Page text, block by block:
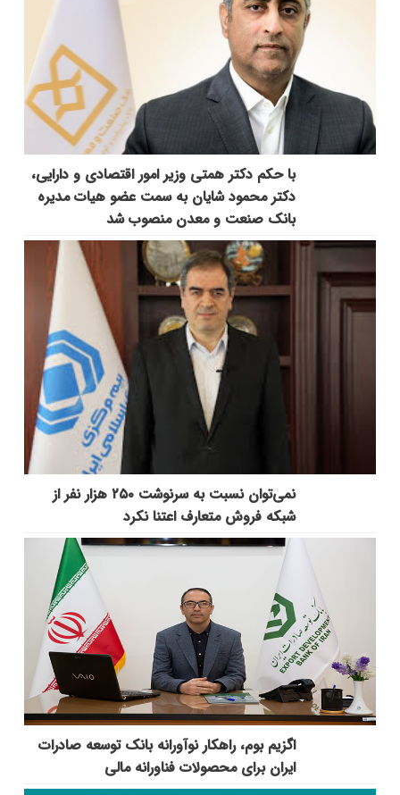
با حکم دکتر همتی وزیر امور اقتصادی و دارایی،
دکتر محمود شایان به سمت عضو هیات مدیره
بانک صنعت و معدن منصوب شد
نمی‌توان نسبت به سرنوشت ۲۵۰ هزار نفر از
شبکه فروش متعارف اعتنا نکرد
اگزیم بوم، راهکار نوآورانه بانک توسعه صادرات
ایران برای محصولات فناورانه مالی